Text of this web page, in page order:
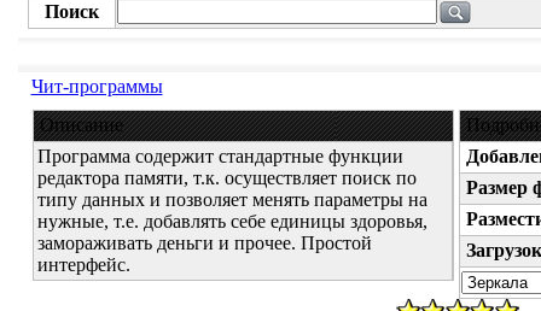
Поиск
Чит-программы
Описание
Программа содержит стандартные функции
редактора памяти, т.к. осуществляет поиск по
типу данных и позволяет менять параметры на
нужные, т.е. добавлять себе единицы здоровья,
замораживать деньги и прочее. Простой
интерфейс.
Размер
Загрузок